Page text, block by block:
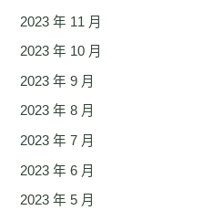
2023 年 11 月
2023 年 10 月
2023 年 9 月
2023 年 8 月
2023 年 7 月
2023 年 6 月
2023 年 5 月